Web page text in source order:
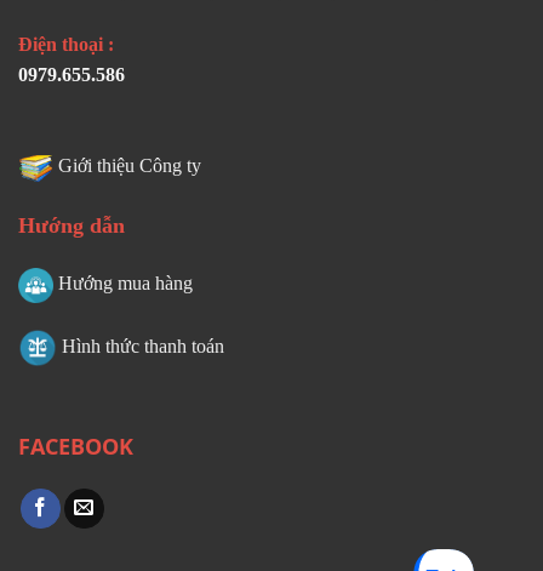
Điện thoại :
0979.655.586
Giới thiệu Công ty
Hướng dẫn
Hướng mua hàng
Hình thức thanh toán
FACEBOOK